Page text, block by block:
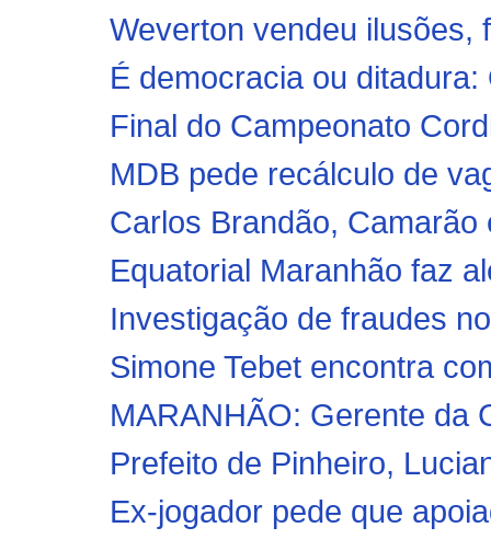
Weverton vendeu ilusões,
É democracia ou
Final do Campeonato
MDB pede recálculo de
Carlos Brandão,
Equatorial Maranhão faz
Investigação de fraudes
Simone Tebet encontra
MARANHÃO: Gerente da
Prefeito de Pinheiro,
Ex-jogador pede que